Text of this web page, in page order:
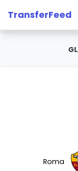
TransferFeed
Roma